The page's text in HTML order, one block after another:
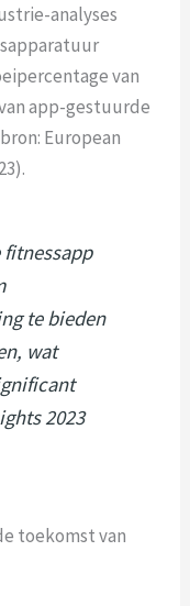
analyses
van
app-gestuurde
European
fitnessapp
te bieden
wat
2023
toekomst van